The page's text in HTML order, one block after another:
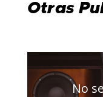
Otras
No